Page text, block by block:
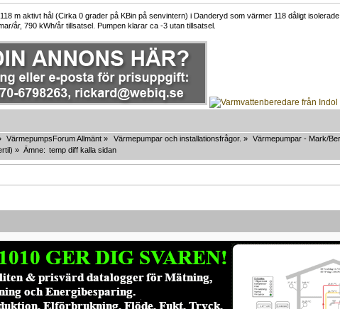
m aktivt hål (Cirka 0 grader på KBin på senvintern) i Danderyd som värmer 118 dåligt
år, 790 kWh/år tillsatsel. Pumpen klarar ca -3 utan tillsatsel.
VärmepumpsForum Allmänt » Värmepumpar och installationsfrågor. » Värmepumpar - Mark/
) » Ämne: temp diff kalla sidan